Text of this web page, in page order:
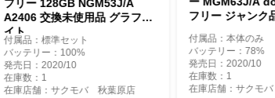
A
グラファ
葉原店
フリー ジャンク品
在庫店舗：サクモバ 秋葉原店